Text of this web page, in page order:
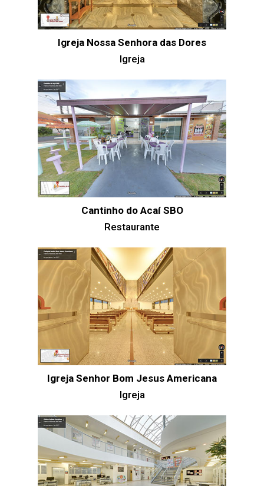
Igreja Nossa Senhora das Dores
Igreja
Cantinho do Acaí SBO
Restaurante
Igreja Senhor Bom Jesus Americana
Igreja